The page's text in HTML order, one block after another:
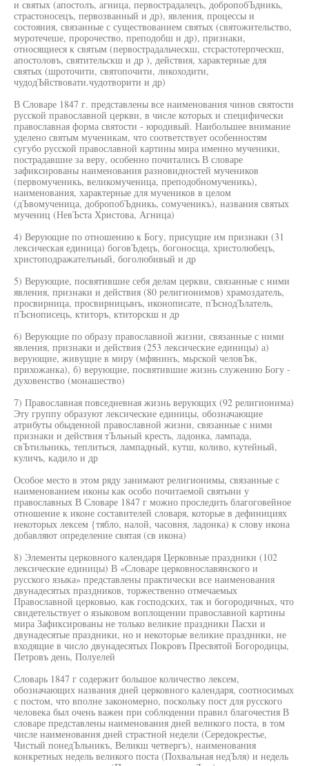
и святых (апостолъ, агница, первострадалецъ, добропобЪдникь,
страстоносецъ, первозванный и др), явления, процессы и
состояния, связанные с существованием святых (святожительство,
муротечеше, пророчество, преподобш и др), признаки,
относящиеся к святым (первострадальческш, стсрастотерпческш,
апостоловъ, святительскш и др ), действия, характерные для
святых (шроточити, святопочити, ликоходити,
чудодЪйствовати.чудотворити и др)
В Словаре 1847 г. представлены все наименования чинов святости
русской православной церкви, в числе которых и специфически
православная форма святости - юродивый. Наибольшее внимание
уделено святым мученикам, что соответствует особенностям
сугубо русской православной картины мира именно мученики,
пострадавшие за веру, особенно почитались В словаре
зафиксированы наименования разновидностей мучеников
(первомученикь, великомученица, преподобномученикь),
наименования, характерные для мучеников в целом
(дЪвомученица, добропобЪдникь, сомученикъ), названия святых
мучениц (НевЪста Христова, Агница)
4) Верующие по отношению к Богу, присущие им признаки (31
лексическая единица) боговЪдецъ, богоносща, христолюбецъ,
христоподражателъный, боголюбивый и др
5) Верующие, посвятившие себя делам церкви, связанные с ними
явления, признаки и действия (80 религионимов) храмоздатель,
просвирница, просвирницынъ, иконописате, пЪснодЪлатель,
пЪснописець, ктиторъ, ктиторскш и др
6) Верующие по образу православной жизни, связанные с ними
явления, признаки и действия (253 лексические единицы) а)
верующие, живущие в миру (мфянинъ, мьрской человЪк,
прихожанка), б) верующие, посвятившие жизнь служению Богу -
духовенство (монашество)
7) Православная повседневная жизнь верующих (92 религионима)
Эту группу образуют лексические единицы, обозначающие
атрибуты обыденной православной жизни, связанные с ними
признаки и действия тЪльный кресть, ладонка, лампада,
свЪтильникь, теплиться, лампадный, кутш, коливо, кутейный,
куличъ, кадило и др
Особое место в этом ряду занимают религионимы, связанные с
наименованием иконы как особо почитаемой святыни у
православных В Словаре 1847 г можно проследить благоговейное
отношение к иконе составителей словаря, которые в дефинициях
некоторых лексем {тябло, налой, часовня, ладонка) к слову икона
добавляют определение святая (св икона)
8) Элементы церковного календаря Церковные праздники (102
лексические единицы) В «Словаре церковнославянского и
русского языка» представлены практически все наименования
двунадесятых праздников, торжественно отмечаемых
Православной церковью, как господских, так и богородичных, что
свидетельствует о языковом воплощении православной картины
мира Зафиксированы не только великие праздники Пасхи и
двунадесятые праздники, но и некоторые великие праздники, не
входящие в число двунадесятых Покровъ Пресвятой Богородицы,
Петровъ день, Полуелей
Словарь 1847 г содержит большое количество лексем,
обозначающих названия дней церковного календаря, соотносимых
с постом, что вполне закономерно, поскольку пост для русского
человека был очень важен при соблюдении правил благочестия В
словаре представлены наименования дней великого поста, в том
числе наименования дней страстной недели (Середокрестье,
Чистый понедЪльникъ, Великш четвергъ), наименования
конкретных недель великого поста (Похвальная недЪля) и недель